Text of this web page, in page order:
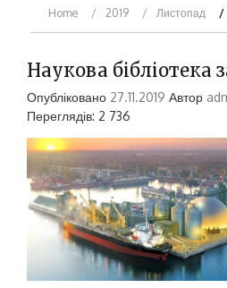
Home 2019 Листопад
Наукова бібліотека
Опубліковано 27.11.2019 Автор
Переглядів: 2 736